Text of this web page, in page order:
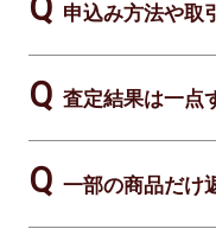
申込み方法や取
査定結果は一点
一部の商品だけ